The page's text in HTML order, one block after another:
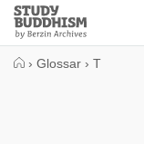
Close
Study
Buddhism
› Glossar › T